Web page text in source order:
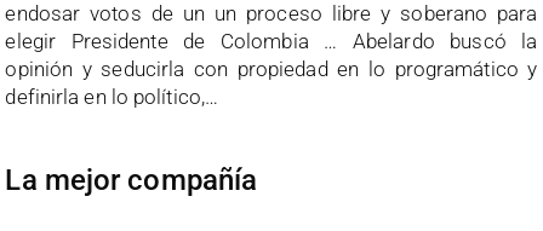
endosar votos de un un proceso libre y soberano para
elegir Presidente de Colombia … Abelardo buscó la
opinión y seducirla con propiedad en lo programático y
definirla en lo político,…
La mejor compañía